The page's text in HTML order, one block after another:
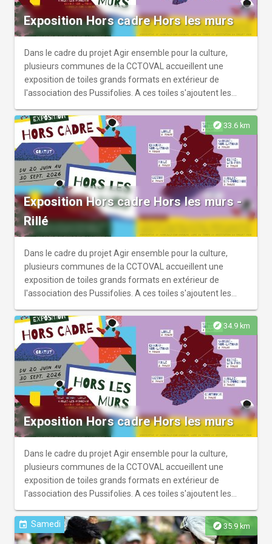
Exposition Hors cadre Hors les murs
Dans le cadre du projet Agir ensemble pour la culture,
plusieurs communes de la CCTOVAL accueillent une
exposition de toiles grands formats en extérieur de
l'association des Pussifolies. A ces toiles s'ajoutent les
des ateliers de peinture avec l'artiste Patrice Naturel sur le
thème "Quelle(s) culture(s) sur mon territoire ?". Cette
exposition vient créer un parcours pictural que les
habitants du territoire peuvent découvrir au gré de leurs
déplacements.
explore 33.6 km
Exposition Hors cadre Hors les murs -
Rillé
Dans le cadre du projet Agir ensemble pour la culture,
plusieurs communes de la CCTOVAL accueillent une
exposition de toiles grands formats en extérieur de
l'association des Pussifolies. A ces toiles s'ajoutent les
des ateliers de peinture avec l'artiste Patrice Naturel sur le
thème "Quelle(s) culture(s) sur mon territoire ?". Cette
exposition vient créer un parcours pictural que les
habitants du territoire peuvent découvrir au gré de leurs
déplacements.
explore 34.9 km
Exposition Hors cadre Hors les murs
Dans le cadre du projet Agir ensemble pour la culture,
plusieurs communes de la CCTOVAL accueillent une
exposition de toiles grands formats en extérieur de
l'association des Pussifolies. A ces toiles s'ajoutent les
des ateliers de peinture avec l'artiste Patrice Naturel sur le
thème "Quelle(s) culture(s) sur mon territoire ?". Cette
explore 35.9 km
event Samedi